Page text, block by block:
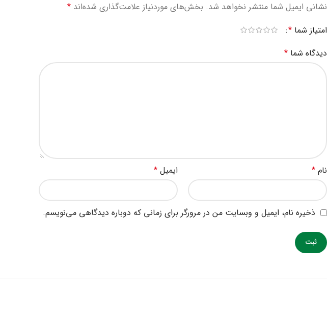
نشانی ایمیل شما منتشر نخواهد شد. بخش‌های موردنیاز علامت‌گذاری شده‌اند *
امتیاز شما *
دیدگاه شما *
نام * ایمیل *
ذخیره نام، ایمیل و وبسایت من در مرورگر برای زمانی که دوباره دیدگاهی می‌نویسم.